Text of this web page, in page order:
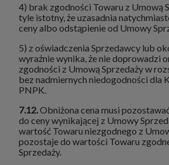
4) brak zgodności Towaru z Umową
tyle istotny, że uzasadnia
ceny albo odstąpienie od Umowy
5) z oświadczenia Sprzedawcy lub
wyraźnie wynika, że nie doprowadzi
zgodności z Umową Sprzedaży w
bez nadmiernych niedogodności dla
PNPK.
7.12.Obniżona cena musi
do ceny wynikającej z Umowy
wartość Towaru niezgodnego z
pozostaje do wartości Towaru
Sprzedaży.